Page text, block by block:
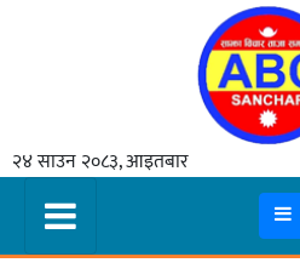
२४ साउन २०८३, आइतबार
समाचार
मुख्य
समाचार